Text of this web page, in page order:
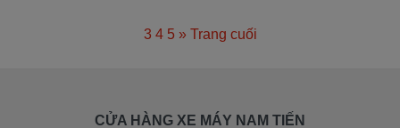
3 4 5 » Trang cuối
CỬA HÀNG XE MÁY NAM TIẾN